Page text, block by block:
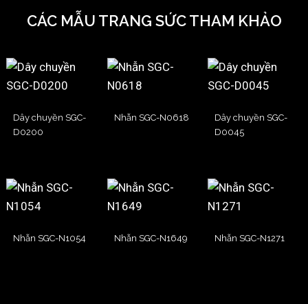
CÁC MẪU TRANG SỨC THAM KHẢO
Dây chuyền SGC-
D0200
Nhẫn SGC-N0618
Dây chuyền SGC-
D0045
Nhẫn SGC-N1054 Nhẫn SGC-N1649 Nhẫn SGC-N1271